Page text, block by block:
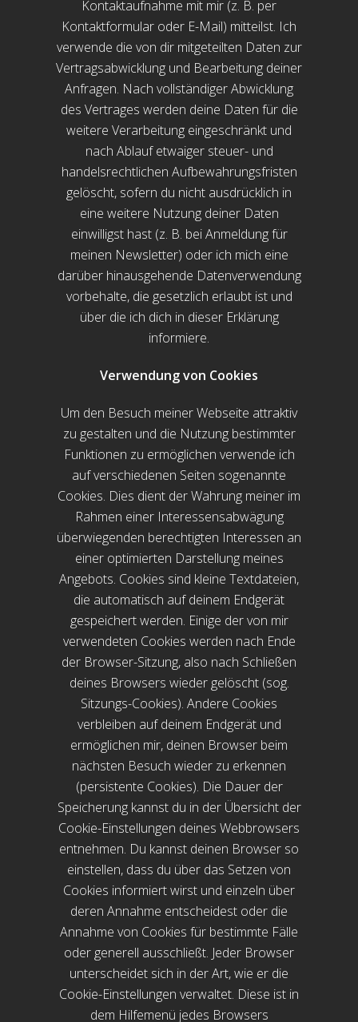
Kontaktaufnahme mit mir (z. B. per
Kontaktformular oder E-Mail) mitteilst. Ich
verwende die von dir mitgeteilten Daten zur
Vertragsabwicklung und Bearbeitung deiner
Anfragen. Nach vollständiger Abwicklung
des Vertrages werden deine Daten für die
weitere Verarbeitung eingeschränkt und
nach Ablauf etwaiger steuer- und
handelsrechtlichen Aufbewahrungsfristen
gelöscht, sofern du nicht ausdrücklich in
eine weitere Nutzung deiner Daten
einwilligst hast (z. B. bei Anmeldung für
meinen Newsletter) oder ich mich eine
darüber hinausgehende Datenverwendung
vorbehalte, die gesetzlich erlaubt ist und
über die ich dich in dieser Erklärung
informiere.
Verwendung von Cookies
Um den Besuch meiner Webseite attraktiv
zu gestalten und die Nutzung bestimmter
Funktionen zu ermöglichen verwende ich
auf verschiedenen Seiten sogenannte
Cookies. Dies dient der Wahrung meiner im
Rahmen einer Interessensabwägung
überwiegenden berechtigten Interessen an
einer optimierten Darstellung meines
Angebots. Cookies sind kleine Textdateien,
die automatisch auf deinem Endgerät
gespeichert werden. Einige der von mir
verwendeten Cookies werden nach Ende
der Browser-Sitzung, also nach Schließen
deines Browsers wieder gelöscht (sog.
Sitzungs-Cookies). Andere Cookies
verbleiben auf deinem Endgerät und
ermöglichen mir, deinen Browser beim
nächsten Besuch wieder zu erkennen
(persistente Cookies). Die Dauer der
Speicherung kannst du in der Übersicht der
Cookie-Einstellungen deines Webbrowsers
entnehmen. Du kannst deinen Browser so
einstellen, dass du über das Setzen von
Cookies informiert wirst und einzeln über
deren Annahme entscheidest oder die
Annahme von Cookies für bestimmte Fälle
oder generell ausschließt. Jeder Browser
unterscheidet sich in der Art, wie er die
Cookie-Einstellungen verwaltet. Diese ist in
dem Hilfemenü jedes Browsers